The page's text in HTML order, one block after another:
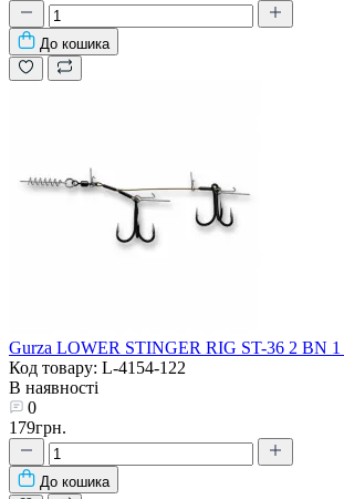
До кошика
Gurza LOWER STINGER RIG ST-36 2 BN 1
Код товару: L-4154-122
В наявності
0
179грн.
До кошика